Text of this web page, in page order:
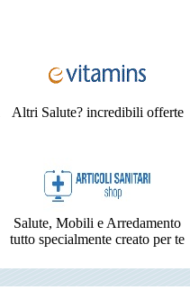
Altri Salute? incredibili offerte
Salute, Mobili e Arredamento
tutto specialmente creato per te